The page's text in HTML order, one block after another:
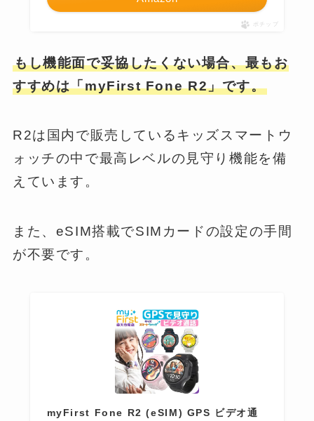
ポチップ
もし機能面で妥協したくない場合、最もお
すすめは「myFirst Fone R2」です。
R2は国内で販売しているキッズスマートウ
ォッチの中で最高レベルの見守り機能を備
えています。
また、eSIM搭載でSIMカードの設定の手間
が不要です。
myFirst Fone R2 (eSIM) GPS ビデオ通